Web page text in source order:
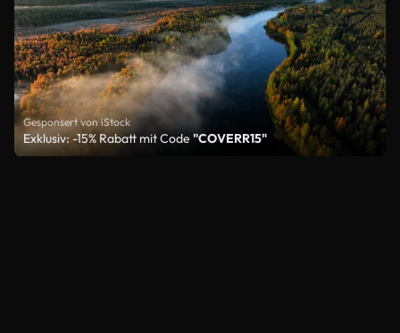
Gesponsert von iStock
Exklusiv: -15% Rabatt mit Code "COVERR15"